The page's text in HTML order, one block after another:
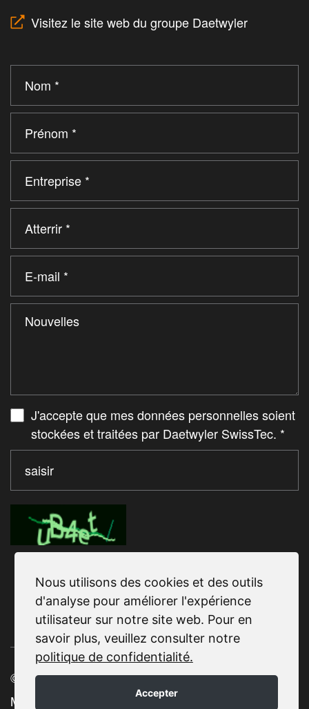
Nous utilisons des cookies et des outils
d'analyse pour améliorer l'expérience
utilisateur sur notre site web. Pour en
savoir plus, veuillez consulter notre
politique de confidentialité.
Accepter
Visitez le site web du groupe Daetwyler
J'accepte que mes données personnelles soient
stockées et traitées par Daetwyler SwissTec. *
De votre part
© 2025 Daetwyler SwissTec
Mentions légales |
Politique de confidentialité |